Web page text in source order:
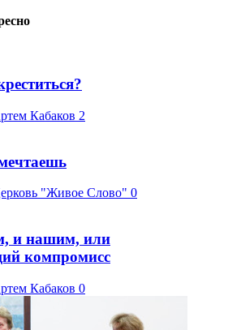
Кабаков 2
"Живое Слово" 0
и нашим, или
компромисс
Кабаков 0